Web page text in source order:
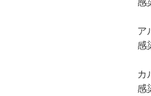
ア
感
カ
感